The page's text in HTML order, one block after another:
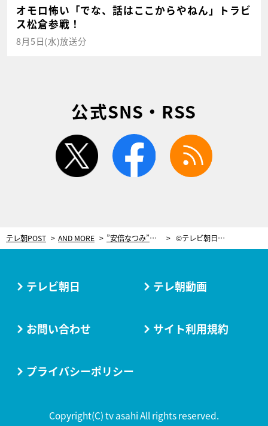
オモロ怖い「でな、話はここからやねん」トラビ
ス松倉参戦！
8月5日(水)放送分
公式SNS・RSS
twitter facebook
テレ朝POST AND MORE ”安倍なつみ”から名付けられた少女がハロプロと共演するまで＜阿部菜々実＞ ©テレビ朝日／テレ朝POST
テレビ朝日 テレ朝動画
お問い合わせ サイト利用規約
プライバシーポリシー
Copyright(C) tv asahi All rights reserved.